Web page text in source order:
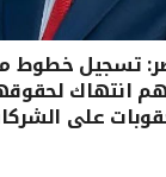
تسجيل خطوط
انتهاك
على